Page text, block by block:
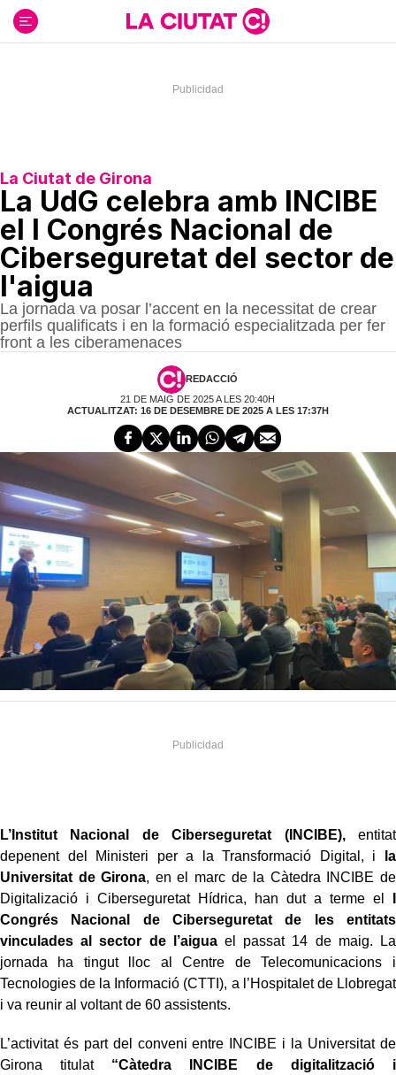
contenido
La Ciutat de Girona
La UdG celebra amb INCIBE
el I Congrés Nacional de
Ciberseguretat del sector de
l'aigua
La jornada va posar l’accent en la necessitat de crear
perfils qualificats i en la formació especialitzada per fer
front a les ciberamenaces
REDACCIÓ
21 DE MAIG DE 2025 A LES 20:40H
ACTUALITZAT: 16 DE DESEMBRE DE 2025 A LES 17:37H
L’Institut Nacional de Ciberseguretat (INCIBE),entitat
depenent del Ministeri per a la Transformació Digital, i
la
Universitat de Girona, en el marc de la Càtedra INCIBE de
Digitalizació i Ciberseguretat Hídrica, han dut a terme el
Congrés Nacional de Ciberseguretat de les entitats
vinculades al sector de l’aiguael passat 14 de maig. La
jornada ha tingut lloc al Centre de Telecomunicacions i
Tecnologies de la Informació (CTTI), a l’Hospitalet de Llobregat
i va reunir al voltant de 60 assistents.
L’activitat és part del conveni entre INCIBE i la Universitat de
Girona titulat “Càtedra INCIBE de digitalització i